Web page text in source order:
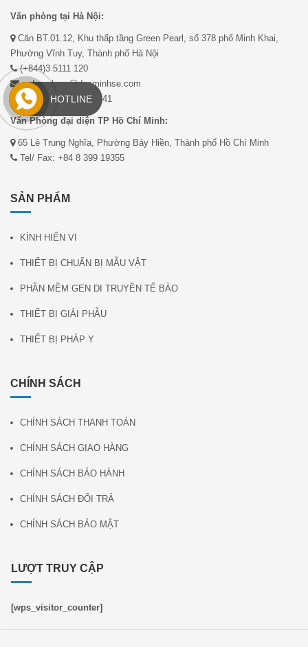
Văn phòng tại Hà Nội:
Căn BT.01.12, Khu thấp tầng Green Pearl, số 378 phố Minh Khai,
Phường Vĩnh Tuy, Thành phố Hà Nội
(+844)3 5111 120
mduc.pham@ducminhse.com
Fax: (+844) 35188 241
Văn Phòng đại diện TP Hồ Chí Minh:
65 Lê Trung Nghĩa, Phường Bảy Hiền, Thành phố Hồ Chí Minh
Tel/ Fax: +84 8 399 19355
SẢN PHẨM
KÍNH HIỂN VI
THIẾT BỊ CHUẨN BỊ MẪU VẬT
PHẦN MỀM GEN DI TRUYỀN TẾ BÀO
THIẾT BỊ GIẢI PHẪU
THIẾT BỊ PHÁP Y
CHÍNH SÁCH
CHÍNH SÁCH THANH TOÁN
CHÍNH SÁCH GIAO HÀNG
CHÍNH SÁCH BẢO HÀNH
CHÍNH SÁCH ĐỔI TRẢ
CHÍNH SÁCH BẢO MẬT
LƯỢT TRUY CẬP
[wps_visitor_counter]
HOTLINE